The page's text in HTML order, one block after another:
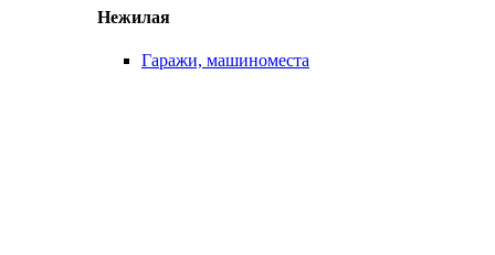
Нежилая
Гаражи, машиноместа